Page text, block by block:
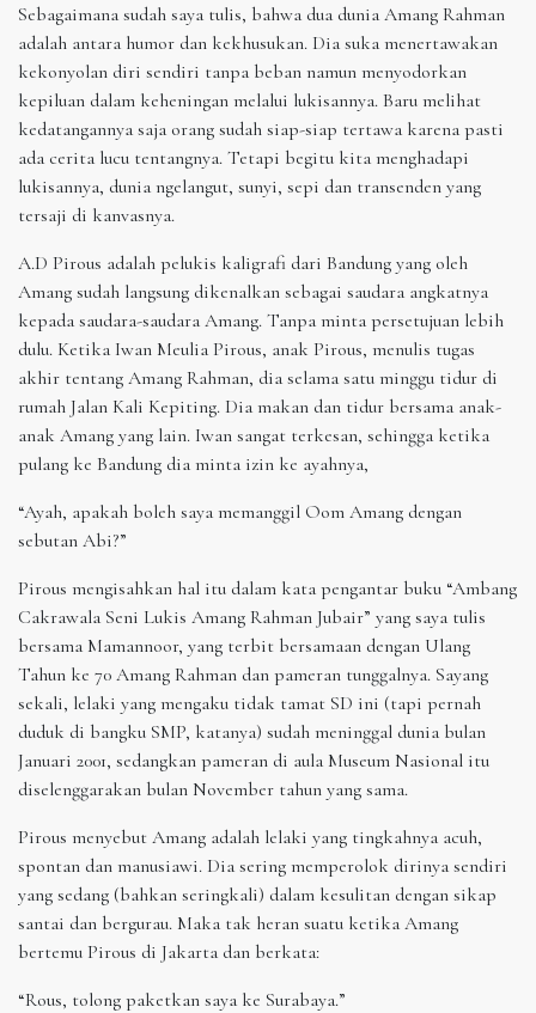
Sebagaimana sudah saya tulis, bahwa dua dunia Amang Rahman
adalah antara humor dan kekhusukan. Dia suka menertawakan
kekonyolan diri sendiri tanpa beban namun menyodorkan
kepiluan dalam keheningan melalui lukisannya. Baru melihat
kedatangannya saja orang sudah siap-siap tertawa karena pasti
ada cerita lucu tentangnya. Tetapi begitu kita menghadapi
lukisannya, dunia ngelangut, sunyi, sepi dan transenden yang
tersaji di kanvasnya.
A.D Pirous adalah pelukis kaligrafi dari Bandung yang oleh
Amang sudah langsung dikenalkan sebagai saudara angkatnya
kepada saudara-saudara Amang. Tanpa minta persetujuan lebih
dulu. Ketika Iwan Meulia Pirous, anak Pirous, menulis tugas
akhir tentang Amang Rahman, dia selama satu minggu tidur di
rumah Jalan Kali Kepiting. Dia makan dan tidur bersama anak-
anak Amang yang lain. Iwan sangat terkesan, sehingga ketika
pulang ke Bandung dia minta izin ke ayahnya,
“Ayah, apakah boleh saya memanggil Oom Amang dengan
sebutan Abi?”
Pirous mengisahkan hal itu dalam kata pengantar buku “Ambang
Cakrawala Seni Lukis Amang Rahman Jubair” yang saya tulis
bersama Mamannoor, yang terbit bersamaan dengan Ulang
Tahun ke 70 Amang Rahman dan pameran tunggalnya. Sayang
sekali, lelaki yang mengaku tidak tamat SD ini (tapi pernah
duduk di bangku SMP, katanya) sudah meninggal dunia bulan
Januari 2001, sedangkan pameran di aula Museum Nasional itu
diselenggarakan bulan November tahun yang sama.
Pirous menyebut Amang adalah lelaki yang tingkahnya acuh,
spontan dan manusiawi. Dia sering memperolok dirinya sendiri
yang sedang (bahkan seringkali) dalam kesulitan dengan sikap
santai dan bergurau. Maka tak heran suatu ketika Amang
bertemu Pirous di Jakarta dan berkata:
“Rous, tolong paketkan saya ke Surabaya.”